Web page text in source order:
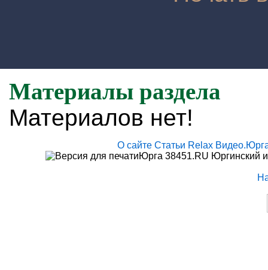
Материалы раздела
Материалов нет!
О сайте Статьи Relax
Юрга 38451.RU Юргинский